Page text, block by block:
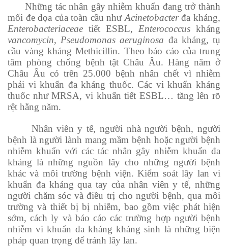
Những tác nhân gây nhiễm khuẩn đang trở thành
mối đe dọa của toàn cầu như Acinetobacterđa kháng,
Enterobacteriaceae tiết ESBL, Enterococcus kháng
vancomycin, Pseudomonas aeruginosa đa kháng, tụ
cầu vàng kháng Methicillin. Theo báo cáo của trung
tâm phòng chống bệnh tật Châu Âu. Hàng năm ở
Châu Âu có trên 25.000 bệnh nhân chết vì nhiễm
phải vi khuẩn đa kháng thuốc. Các vi khuẩn kháng
thuốc như MRSA, vi khuẩn tiết ESBL… tăng lên rõ
rệt hằng năm.
Nhân viên y tế, người nhà người bệnh, người
bệnh là người lành mang mầm bệnh hoặc người bệnh
nhiễm khuẩn với các tác nhân gây nhiễm khuẩn đa
kháng là những nguồn lây cho những người bệnh
khác và môi trường bệnh viện. Kiểm soát lây lan vi
khuẩn đa kháng qua tay của nhân viên y tế, những
người chăm sóc và điều trị cho người bệnh, qua môi
trường và thiết bị bị nhiễm, bao gồm việc phát hiện
sớm, cách ly và báo cáo các trường hợp người bệnh
nhiễm vi khuẩn đa kháng kháng sinh là những biện
pháp quan trọng để tránh lây lan.